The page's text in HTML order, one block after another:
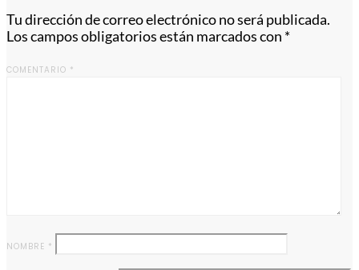
Tu dirección de correo electrónico no será publicada.
Los campos obligatorios están marcados con *
COMENTARIO *
NOMBRE *